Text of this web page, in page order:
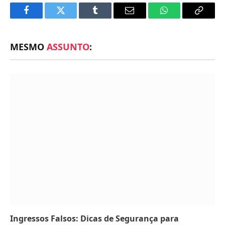
FacebookTwitter Tumblr Email WhatsAppCopy
MESMO ASSUNTO:
Ingressos Falsos: Dicas de Segurança para